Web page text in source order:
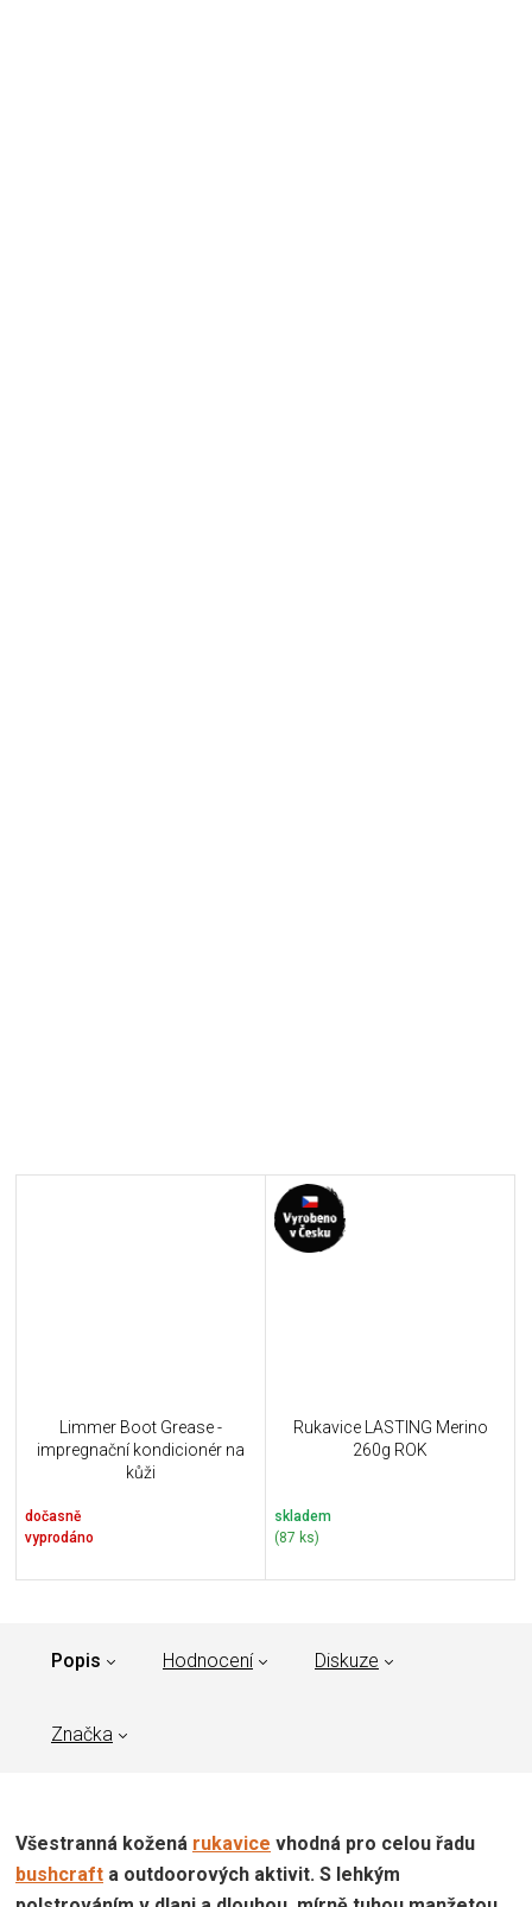
Limmer Boot Grease -
impregnační kondicionér na
kůži
dočasně
vyprodáno
Rukavice LASTING Merino
260g ROK
skladem
(87 ks)
Popis Hodnocení Diskuze
Značka
Všestranná kožená rukavice vhodná pro celou řadu
bushcraft a outdoorových aktivit. S lehkým